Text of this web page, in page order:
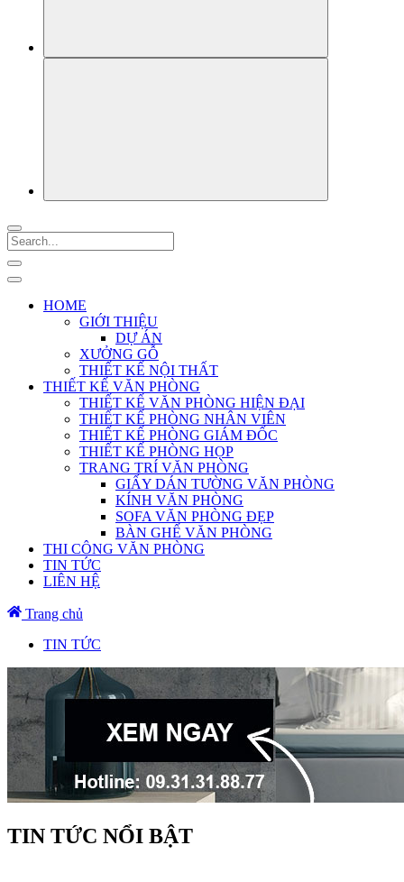
HOME
GIỚI THIỆU
DỰ ÁN
XƯỞNG GỖ
THIẾT KẾ NỘI THẤT
THIẾT KẾ VĂN PHÒNG
THIẾT KẾ VĂN PHÒNG HIỆN ĐẠI
THIẾT KẾ PHÒNG NHÂN VIÊN
THIẾT KẾ PHÒNG GIÁM ĐỐC
THIẾT KẾ PHÒNG HỌP
TRANG TRÍ VĂN PHÒNG
GIẤY DÁN TƯỜNG VĂN PHÒNG
KÍNH VĂN PHÒNG
SOFA VĂN PHÒNG ĐẸP
BÀN GHẾ VĂN PHÒNG
THI CÔNG VĂN PHÒNG
TIN TỨC
LIÊN HỆ
Trang chủ
TIN TỨC
TIN TỨC NỔI BẬT